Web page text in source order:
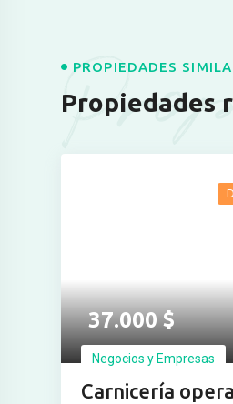
PROPIEDADES
Propiedades
37.000$
Negocios y Empresas
Carnicería